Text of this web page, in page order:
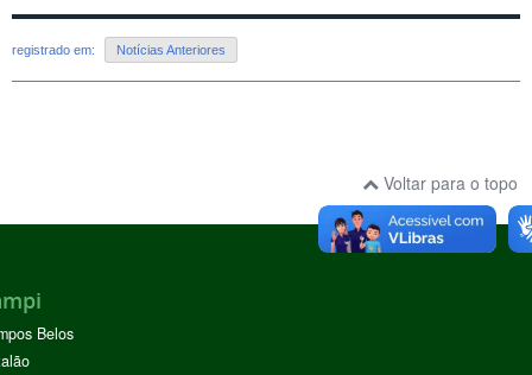
registrado em: Notícias Anteriores
Voltar para o topo
Belos